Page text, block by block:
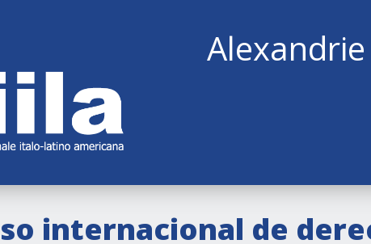
Alexandrie
internacional de